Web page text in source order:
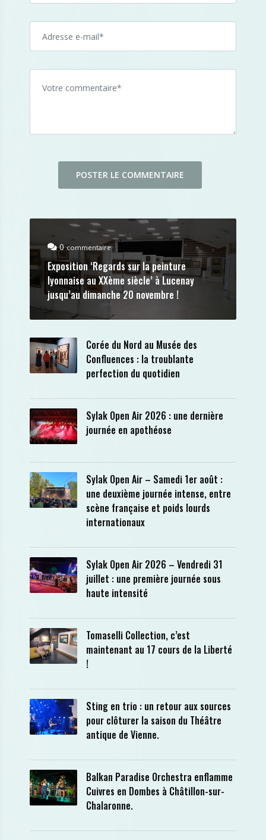
0commentaire
Exposition ‘Regards sur la peinture
lyonnaise au XXème siècle’ à Lucenay
jusqu’au dimanche 20 novembre !
Corée du Nord au Musée des
Confluences : la troublante
perfection du quotidien
Sylak Open Air 2026 : une dernière
journée en apothéose
Sylak Open Air – Samedi 1er août :
une deuxième journée intense, entre
scène française et poids lourds
internationaux
Sylak Open Air 2026 – Vendredi 31
juillet : une première journée sous
haute intensité
Tomaselli Collection, c’est
maintenant au 17 cours de la Liberté
!
Sting en trio : un retour aux sources
pour clôturer la saison du Théâtre
antique de Vienne.
Balkan Paradise Orchestra enflamme
Cuivres en Dombes à Châtillon-sur-
Chalaronne.